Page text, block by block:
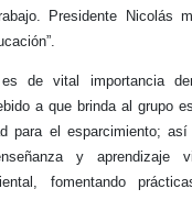
Presidente Nicolás
de vital importancia
a que brinda al grupo
para el esparcimiento; así
y aprendizaje
fomentando